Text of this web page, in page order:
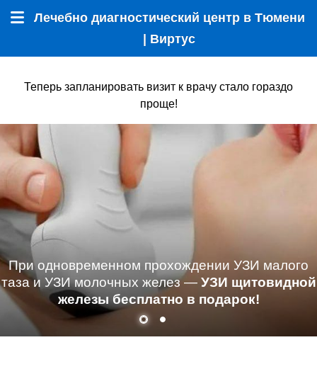
Лечебно диагностический центр в Тюмени
| Виртус
Теперь запланировать визит к врачу стало гораздо
проще!
При одновременном прохождении УЗИ малого
таза и УЗИ молочных желез — УЗИ щитовидной
железы бесплатно в подарок!